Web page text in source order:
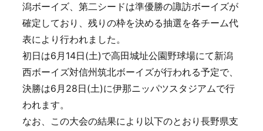
潟ボーイズ、第二シードは準優勝の諏訪ボーイズが
確定しており、残りの枠を決める抽選を各チーム代
表により行われました。
初日は6月14日(土)で高田城址公園野球場にて新潟
西ボーイズ対信州筑北ボーイズが行われる予定で、
決勝は6月28日(土)に伊那ニッパツスタジアムで行
われます。
なお、この大会の結果により以下のとおり長野県支